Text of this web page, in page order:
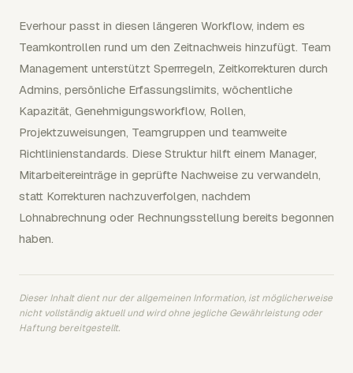
Everhour passt in diesen längeren Workflow, indem es
Teamkontrollen rund um den Zeitnachweis hinzufügt. Team
Management unterstützt Sperrregeln, Zeitkorrekturen durch
Admins, persönliche Erfassungslimits, wöchentliche
Kapazität, Genehmigungsworkflow, Rollen,
Projektzuweisungen, Teamgruppen und teamweite
Richtlinienstandards. Diese Struktur hilft einem Manager,
Mitarbeitereinträge in geprüfte Nachweise zu verwandeln,
statt Korrekturen nachzuverfolgen, nachdem
Lohnabrechnung oder Rechnungsstellung bereits begonnen
haben.
Dieser Inhalt dient nur der allgemeinen Information, ist möglicherweise
nicht vollständig aktuell und wird ohne jegliche Gewährleistung oder
Haftung bereitgestellt.